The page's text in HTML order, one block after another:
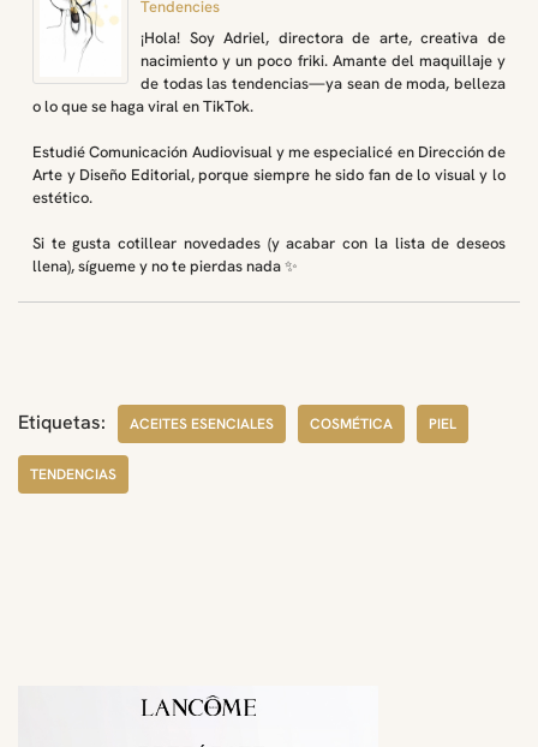
Tendencies
¡Hola! Soy Adriel, directora de arte, creativa de
nacimiento y un poco friki. Amante del maquillaje y
de todas las tendencias—ya sean de moda, belleza
o lo que se haga viral en TikTok.
Estudié Comunicación Audiovisual y me especialicé en Dirección de
Arte y Diseño Editorial, porque siempre he sido fan de lo visual y lo
estético.
Si te gusta cotillear novedades (y acabar con la lista de deseos
llena), sígueme y no te pierdas nada ✨
Etiquetas: ACEITES ESENCIALES COSMÉTICA PIEL
TENDENCIAS